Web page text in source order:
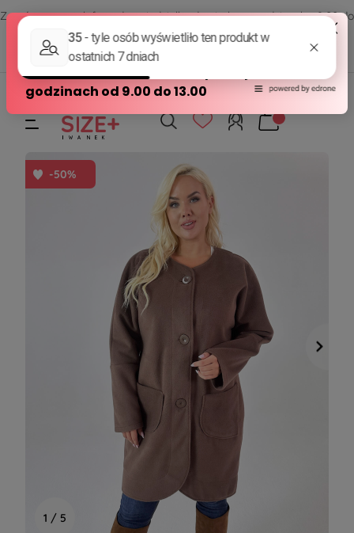
Zamów przez telefon od poniedziałku do piątku w godzinach - 8:00 do
15:00
570 390 351
sklep@modasizeplus.pl
-50%
1 / 5